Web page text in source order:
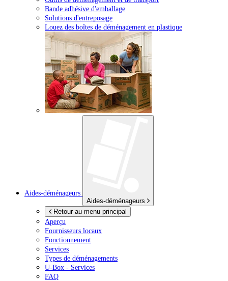
Bande adhésive d'emballage
Solutions d'entreposage
Louez des boîtes de déménagement en plastique
Aides-déménageurs
Aides-déménageurs
Retour au menu principal
Aperçu
Fournisseurs locaux
Fonctionnement
Services
Types de déménagements
U-Box - Services
FAQ